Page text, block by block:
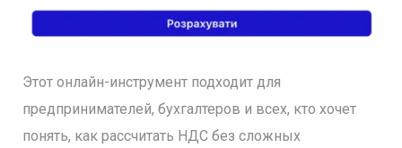
Этот онлайн-инструмент подходит для
предпринимателей, бухгалтеров и всех, кто хочет
понять, как рассчитать НДС без сложных